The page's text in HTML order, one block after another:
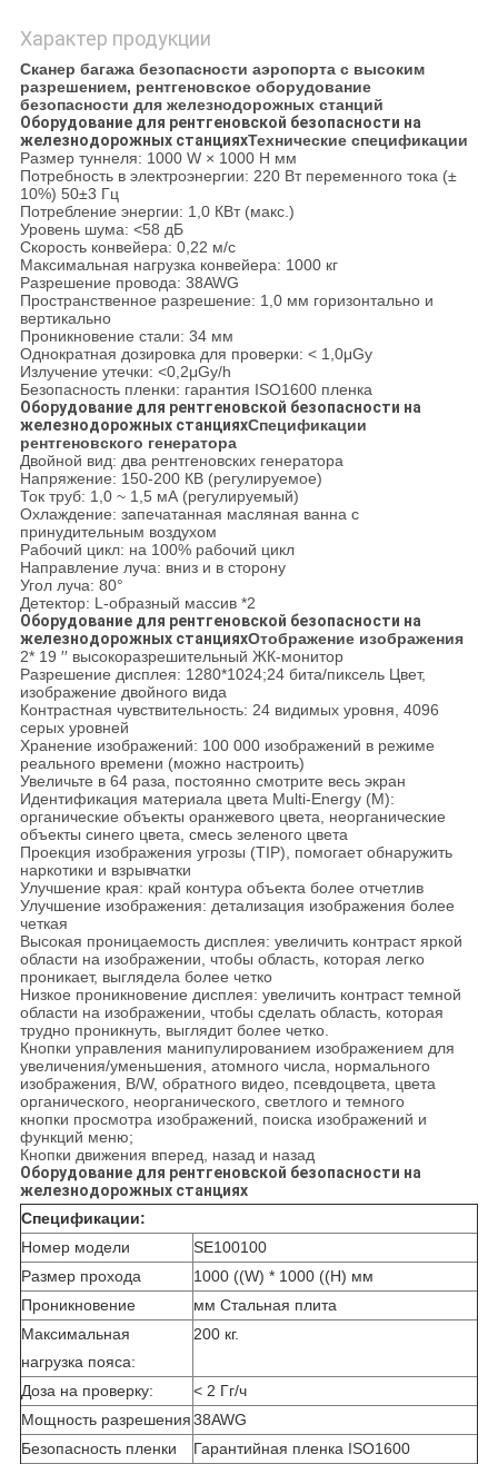
Характер продукции
Сканер багажа безопасности аэропорта с высоким
разрешением, рентгеновское оборудование
безопасности для железнодорожных станций
Оборудование для рентгеновской безопасности на
железнодорожных станцияхТехнические спецификации
Размер туннеля: 1000 W × 1000 H мм
Потребность в электроэнергии: 220 Вт переменного тока (±
10%) 50±3 Гц
Потребление энергии: 1,0 КВт (макс.)
Уровень шума: <58 дБ
Скорость конвейера: 0,22 м/с
Максимальная нагрузка конвейера: 1000 кг
Разрешение провода: 38AWG
Пространственное разрешение: 1,0 мм горизонтально и
вертикально
Проникновение стали: 34 мм
Однократная дозировка для проверки: < 1,0μGy
Излучение утечки: <0,2μGy/h
Безопасность пленки: гарантия ISO1600 пленка
Оборудование для рентгеновской безопасности на
железнодорожных станцияхСпецификации
рентгеновского генератора
Двойной вид: два рентгеновских генератора
Напряжение: 150-200 КВ (регулируемое)
Ток труб: 1,0 ~ 1,5 мА (регулируемый)
Охлаждение: запечатанная масляная ванна с
принудительным воздухом
Рабочий цикл: на 100% рабочий цикл
Направление луча: вниз и в сторону
Угол луча: 80°
Детектор: L-образный массив *2
Оборудование для рентгеновской безопасности на
железнодорожных станцияхОтображение изображения
2* 19 ′′ высокоразрешительный ЖК-монитор
Разрешение дисплея: 1280*1024;24 бита/пиксель Цвет,
изображение двойного вида
Контрастная чувствительность: 24 видимых уровня, 4096
серых уровней
Хранение изображений: 100 000 изображений в режиме
реального времени (можно настроить)
Увеличьте в 64 раза, постоянно смотрите весь экран
Идентификация материала цвета Multi-Energy (M):
органические объекты оранжевого цвета, неорганические
объекты синего цвета, смесь зеленого цвета
Проекция изображения угрозы (TIP), помогает обнаружить
наркотики и взрывчатки
Улучшение края: край контура объекта более отчетлив
Улучшение изображения: детализация изображения более
четкая
Высокая проницаемость дисплея: увеличить контраст яркой
области на изображении, чтобы область, которая легко
проникает, выглядела более четко
Низкое проникновение дисплея: увеличить контраст темной
области на изображении, чтобы сделать область, которая
трудно проникнуть, выглядит более четко.
Кнопки управления манипулированием изображением для
увеличения/уменьшения, атомного числа, нормального
изображения, B/W, обратного видео, псевдоцвета, цвета
органического, неорганического, светлого и темного
кнопки просмотра изображений, поиска изображений и
функций меню;
Кнопки движения вперед, назад и назад
Оборудование для рентгеновской безопасности на
железнодорожных станциях
Спецификации:
Номер модели
SE100100
Размер прохода
1000 ((W) * 1000 ((H) мм
Проникновение
мм Стальная плита
Максимальная
нагрузка пояса:
200 кг.
Доза на проверку:
< 2 Гг/ч
Мощность разрешения38AWG
Безопасность пленки
Гарантийная пленка ISO1600